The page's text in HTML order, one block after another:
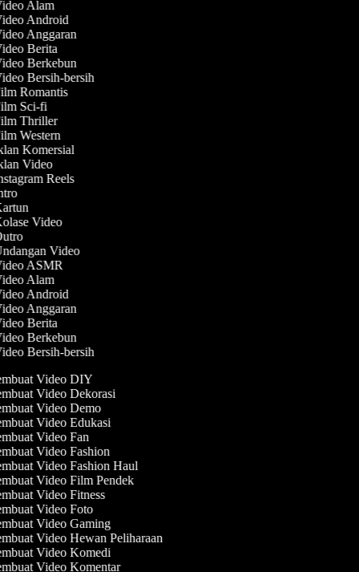
Alam
Android
Anggaran
Berita
Berkebun
Bersih-bersih
Romantis
Sci-fi
Thriller
Western
Komersial
Video
Reels
Video
Video
ASMR
Alam
Android
Anggaran
Berita
Berkebun
Bersih-bersih
Video DIY
Video Dekorasi
Video Demo
Video Edukasi
Video Fan
Video Fashion
Video Fashion Haul
Video Film Pendek
Video Fitness
Video Foto
Video Gaming
Video Hewan Peliharaan
Video Komedi
Video Komentar